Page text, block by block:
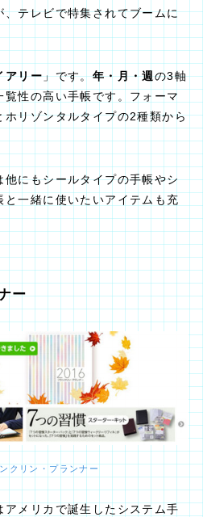
、テレビで特集されてブームに
アリー」です。年・月・週の3軸
性の高い手帳です。フォーマ
ホリゾンタルタイプの2種類から
他にもシールタイプの手帳やシ
一緒に使いたいアイテムも充
ー‎
クリン・プランナー
メリカで誕生したシステム手